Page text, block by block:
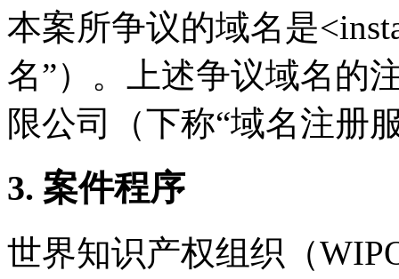
本案所争议的域名是
名”）。上述争议域名的
限公司（下称“域名注册
3. 案件程序
世界知识产权组织（